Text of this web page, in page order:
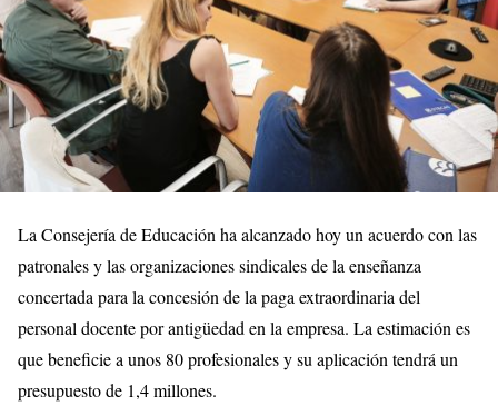
La Consejería de Educación ha alcanzado hoy un acuerdo con las
patronales y las organizaciones sindicales de la enseñanza
concertada para la concesión de la paga extraordinaria del
personal docente por antigüedad en la empresa. La estimación es
que beneficie a unos 80 profesionales y su aplicación tendrá un
presupuesto de 1,4 millones.